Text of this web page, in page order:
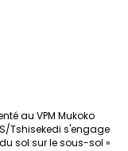
au VPM Mukoko
Tshisekedi s'engage
sol sur le sous-sol »